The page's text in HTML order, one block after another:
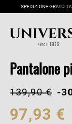
SPEDIZIONE
Pantalone
139,90 € -
97,93 €